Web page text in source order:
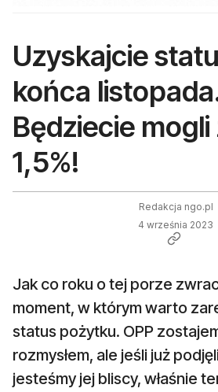
Uzyskajcie
końca
Będziecie
1,5%!
Redakcja ngo.pl
4 września 2023
Jak co roku o tej porze
moment, w którym warto
status pożytku. OPP
rozmysłem, ale jeśli już
jesteśmy jej bliscy, właśnie